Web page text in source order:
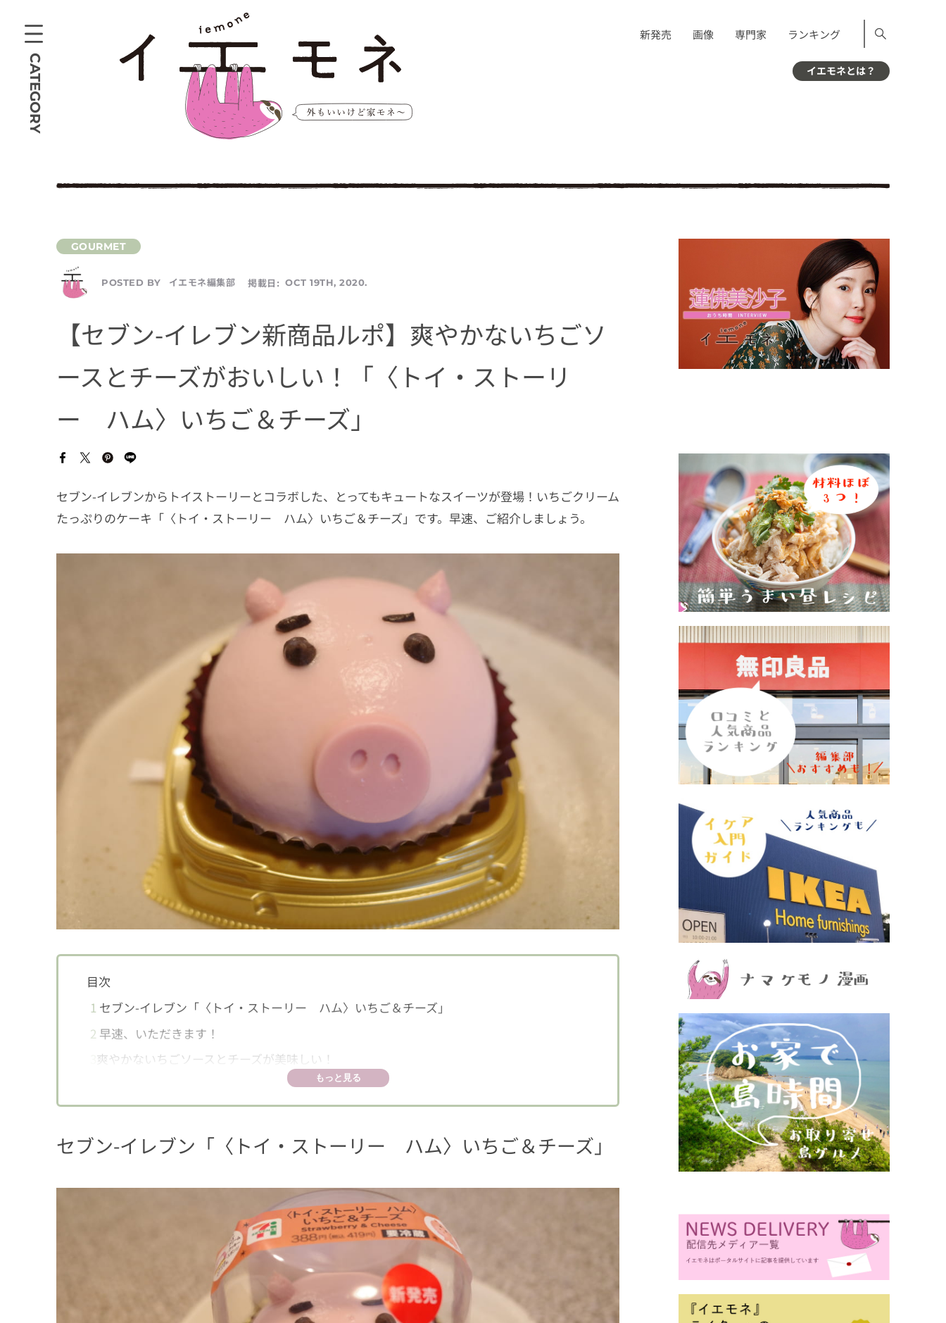
CATEGORY
新発売 画像 専門家 ランキング
イエモネとは？
POSTED BY イエモネ編集部 掲載日: OCT 19TH, 2020.
【セブン-イレブン新商品ルポ】爽やかないちごソ
ースとチーズがおいしい！「〈トイ・ストーリ
ー ハム〉いちご＆チーズ」
セブン-イレブンからトイストーリーとコラボした、とってもキュートなスイーツが登場！いちごクリーム
たっぷりのケーキ「〈トイ・ストーリー ハム〉いちご＆チーズ」です。早速、ご紹介しましょう。
目次
1 セブン-イレブン「〈トイ・ストーリー ハム〉いちご＆チーズ」
2 早速、いただきます！
爽やかないちごソースとチーズが美味しい！
もっと見る
セブン-イレブン「〈トイ・ストーリー ハム〉いちご＆チーズ」